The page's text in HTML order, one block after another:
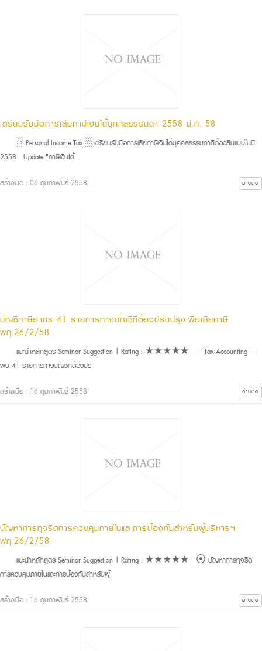
เตรียมรับมือการเสียภาษีเงินได้บุคคลธรรมดา 2558 มี.ค. 58
░ Personal Income Tax ░ เตรียมรับมือการเสียภาษีเงินได้บุคคลธรรมดาที่ต้องยื่นแบบในปี
2558 Update "ภาษีเงินได้
สร้างเมื่อ : 06 กุมภาพันธ์ 2558 อ่านต่อ
บัญชีภาษีอากร 41 รายการทางบัญชีที่ต้องปรับปรุงเพื่อเสียภาษี
พฤ.26/2/58
แนะนำหลักสูตร Seminar Suggestion | Rating : ★★★★★ ≡ Tax Accounting ≡
พบ 41 รายการทางบัญชีที่ต้องปร
สร้างเมื่อ : 16 กุมภาพันธ์ 2558 อ่านต่อ
ปัญหาการทุจริตการควบคุมภายในและการป้องกันสำหรับผู้บริหารฯ
พฤ.26/2/58
แนะนำหลักสูตร Seminar Suggestion | Rating : ★★★★★ ⦿ ปัญหาการทุจริต
การควบคุมภายในและการป้องกันสำหรับผู้
สร้างเมื่อ : 16 กุมภาพันธ์ 2558 อ่านต่อ